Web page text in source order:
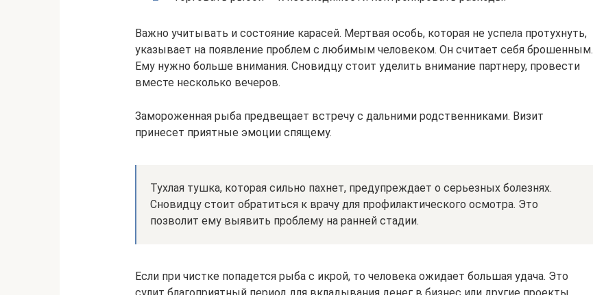
Важно учитывать и состояние карасей. Мертвая особь, которая не успела протухнуть,
указывает на появление проблем с любимым человеком. Он считает себя брошенным.
Ему нужно больше внимания. Сновидцу стоит уделить внимание партнеру, провести
вместе несколько вечеров.
Замороженная рыба предвещает встречу с дальними родственниками. Визит
принесет приятные эмоции спящему.
Тухлая тушка, которая сильно пахнет, предупреждает о серьезных болезнях.
Сновидцу стоит обратиться к врачу для профилактического осмотра. Это
позволит ему выявить проблему на ранней стадии.
Если при чистке попадется рыба с икрой, то человека ожидает большая удача. Это
сулит благоприятный период для вкладывания денег в бизнес или другие проекты.